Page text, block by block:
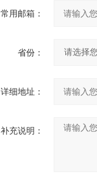
常用邮箱：
省份：
详细地址：
补充说明：